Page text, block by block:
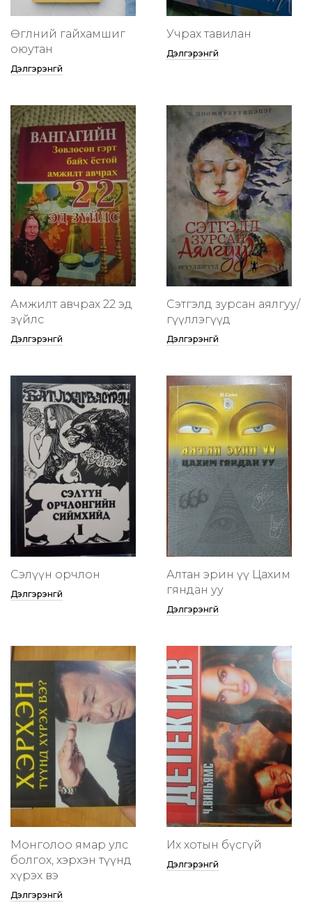
Өглөөний гайхамшиг
оюутан
Дэлгэрэнгүй
Учрах тавилан
Дэлгэрэнгүй
Амжилт авчрах 22 эд
зүйлс
Дэлгэрэнгүй
Сэтгэлд зурсан аялгуу/
өгүүллэгүүд
Дэлгэрэнгүй
Сэлүүн орчлон
Дэлгэрэнгүй
Алтан эрин үү Цахим
гяндан уу
Дэлгэрэнгүй
Монголоо ямар улс
болгох, хэрхэн түүнд
хүрэх вэ
Дэлгэрэнгүй
Их хотын бүсгүй
Дэлгэрэнгүй